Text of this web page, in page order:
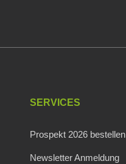
SERVICES
Prospekt 2026 bestellen
Newsletter Anmeldung